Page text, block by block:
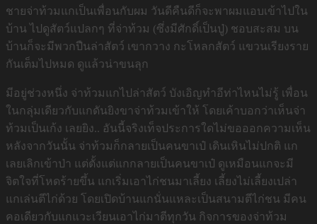
ชายจ่าท้วมแกเป็นเพื่อนกับผม วันดีคืนดีก็จะพาผมแอบเข้าไปใน
บ้าน ไปดูสัตว์แปลกๆ ที่จ่าท้วม (ซึ่งมีศักดิ์เป็นปู่) ชอบสะสม บน
บ้านก็จะมีพวกปืนล่าสัตว์ เขากวาง กะโหลกสัตว์ แขวนเรียงราย
กันเต็มไปหมด ดูแล้วน่าขนลุก
มีอยู่ช่วงหนึ่ง จ่าท้วมแกไปล่าสัตว์ บังเอิญทำอีท่าไหนไม่รู้ เพื่อน
ในกลุ่มเดียวกับแกดันยิงขาจ่าท้วมเข้าให้ โดยเค้าบอกว่าเห็นจ่า
ท้วมเป็นเก้ง เลยยิง.. อันนี้จริงเท็จประการใดไม่ขอออกความเห็น
หลังจากวันนั้น จ่าท้วมก็กลายเป็นคนขาเป๋ เดินเหินไม่ปกติ แก
เลยเลิกเข้าป่า แต่ตั้งแต่แกกลายเป็นคนขาเป๋ ดูเหมือนแกจะมี
จิตใจที่โหดร้ายขึ้น แกเริ่มเอาไก่ชนมาเลี้ยง เลี้ยงไม่เลี้ยงเปล่า
แกเล่นตีไก่ด้วย โดยเปิดบ้านแกนั่นแหละเป็นสนามตีไก่ชน มีคน
คอเดียวกับแกแวะเวียนเอาไก่มาตีทุกวัน กิจการของจ่าท้วม